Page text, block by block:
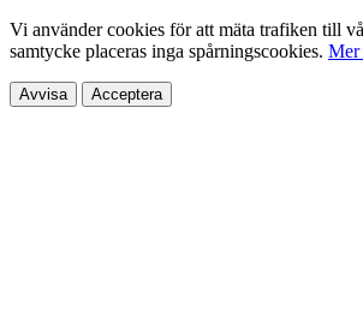
Vi använder cookies för att mäta trafiken till
samtycke placeras inga spårningscookies. Mer
Avvisa Acceptera